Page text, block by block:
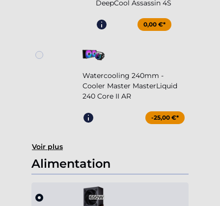
DeepCool Assassin 4S
0,00 €*
Watercooling 240mm -
Cooler Master MasterLiquid
240 Core II AR
-25,00 €*
Voir plus
Alimentation